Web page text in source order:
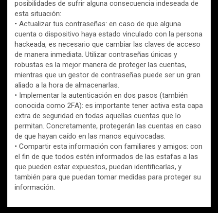
posibilidades de sufrir alguna consecuencia indeseada de
esta situación:
• Actualizar tus contraseñas: en caso de que alguna
cuenta o dispositivo haya estado vinculado con la persona
hackeada, es necesario que cambiar las claves de acceso
de manera inmediata. Utilizar contraseñas únicas y
robustas es la mejor manera de proteger las cuentas,
mientras que un gestor de contraseñas puede ser un gran
aliado a la hora de almacenarlas.
• Implementar la autenticación en dos pasos (también
conocida como 2FA): es importante tener activa esta capa
extra de seguridad en todas aquellas cuentas que lo
permitan. Concretamente, protegerán las cuentas en caso
de que hayan caído en las manos equivocadas.
• Compartir esta información con familiares y amigos: con
el fin de que todos estén informados de las estafas a las
que pueden estar expuestos, puedan identificarlas, y
también para que puedan tomar medidas para proteger su
información.